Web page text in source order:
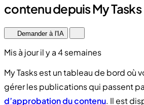
contenu depuis My Tasks
Demander à l'IA
Mis à jour il y a 4 semaines
My Tasks est un tableau de bord où
gérer les publications qui passent
d’approbation du contenu. Il est